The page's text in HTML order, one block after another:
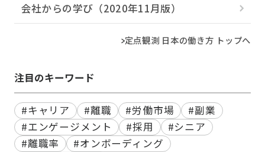
会社からの学び（2020年11月版）
定点観測 日本の働き方 トップへ
注目のキーワード
#キャリア #離職 #労働市場
#副業
#エンゲージメント
#採用
#シニア
#離職率
#オンボーディング